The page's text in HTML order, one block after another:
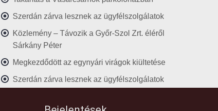
Szerdán zárva lesznek az ügyfélszolgálatok
Közlemény – Távozik a Győr-Szol Zrt. éléről
Sárkány Péter
Megkezdődött az egynyári virágok kiültetése
Szerdán zárva lesznek az ügyfélszolgálatok